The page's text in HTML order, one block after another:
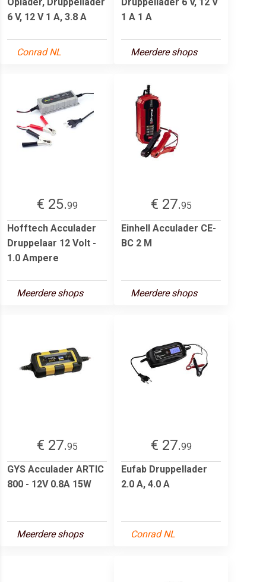
6 V, 12 V 1 A, 3.8 A
Conrad NL
1 A 1 A
Meerdere shops
€ 25.99
Hofftech Acculader
Druppelaar 12 Volt -
1.0 Ampere
Meerdere shops
€ 27.95
Einhell Acculader CE-
BC 2 M
Meerdere shops
€ 27.95
GYS Acculader ARTIC
800 - 12V 0.8A 15W
Meerdere shops
€ 27.99
Eufab Druppellader
2.0 A, 4.0 A
Conrad NL